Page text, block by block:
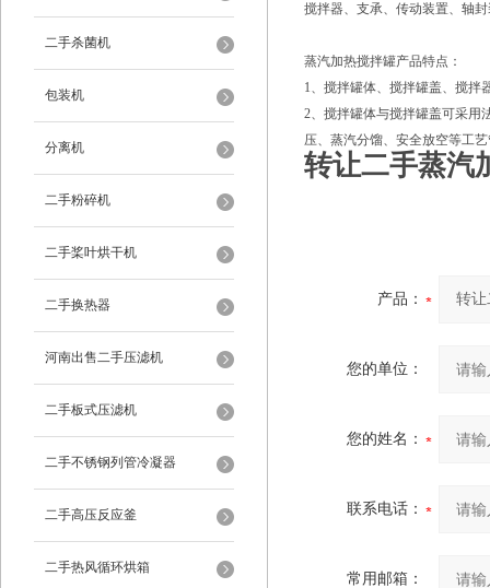
二手杀菌机
包装机
分离机
二手粉碎机
二手桨叶烘干机
二手换热器
河南出售二手压滤机
二手板式压滤机
二手不锈钢列管冷凝器
二手高压反应釜
二手热风循环烘箱
搅拌器、支承、传动装置、轴
蒸汽加热搅拌罐产品特点：
1、搅拌罐体、搅拌罐盖、搅拌
2、搅拌罐体与搅拌罐盖可采用
压、蒸汽分馏、安全放空等工
转让二手蒸汽
产品：
您的单位：
您的姓名：
联系电话：
常用邮箱：